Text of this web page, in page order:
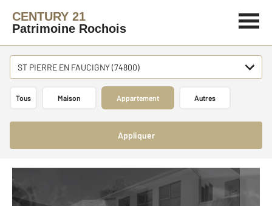
CENTURY 21
Patrimoine Rochois
ST PIERRE EN FAUCIGNY (74800)
Tous Maison Appartement Autres
Appliquer